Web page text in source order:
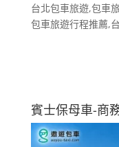
台北包車旅遊,包車
包車旅遊行程推薦,
賓士保母車-商